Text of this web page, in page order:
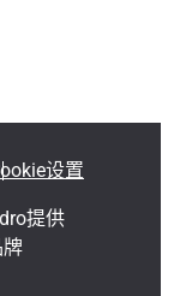
设置
提供